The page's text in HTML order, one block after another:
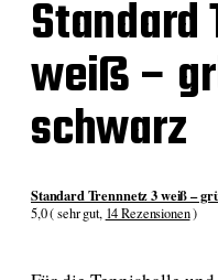
Standard
weiß –
schwarz
Standard Trennnetz 3 weiß –
5,0 ( sehr gut, 14 Rezensionen)